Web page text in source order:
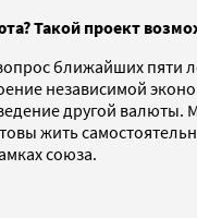
Такой проект
ближайших пяти
независимой
другой
жить
союза.